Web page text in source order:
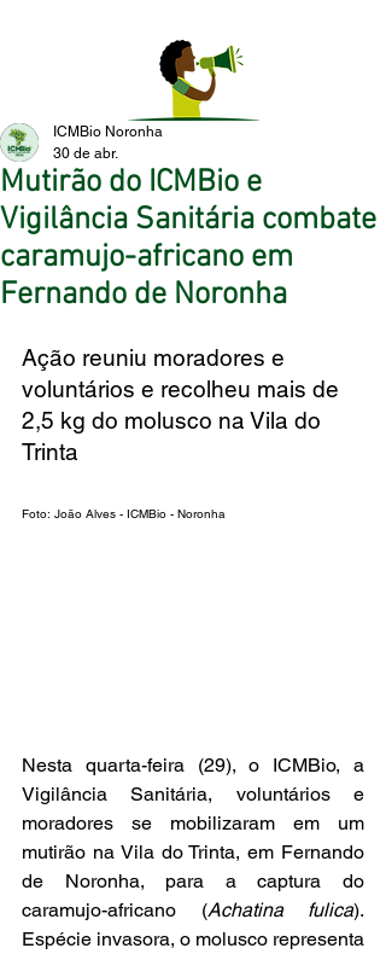
Mutirão do ICMBio e
Vigilância Sanitária combate
caramujo-africano em
Fernando de Noronha
ICMBio Noronha
30 de abr.
Ação reuniu moradores e
voluntários e recolheu mais de
2,5 kg do molusco na Vila do
Trinta
Foto: João Alves - ICMBio - Noronha
Nesta quarta-feira (29), o ICMBio, a
Vigilância Sanitária, voluntários e
moradores se mobilizaram em um
mutirão na Vila do Trinta, em Fernando
de Noronha, para a captura do
caramujo-africano (Achatina fulica).
Espécie invasora, o molusco representa